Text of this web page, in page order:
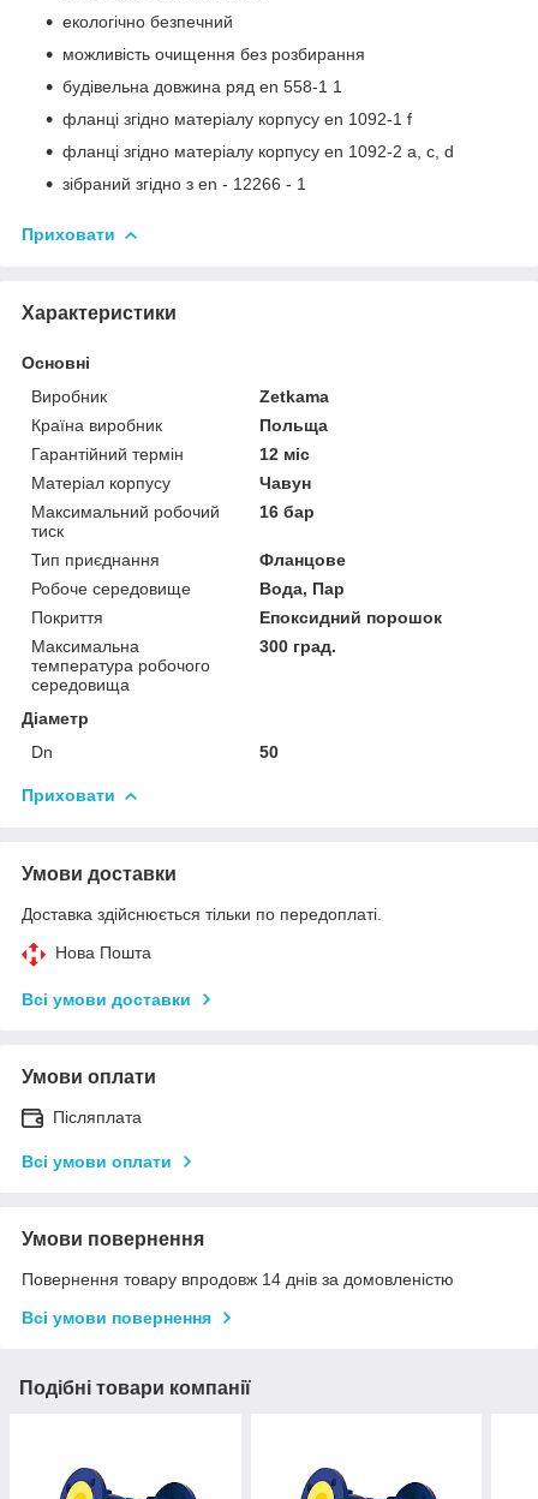
екологічно безпечний
можливість очищення без розбирання
будівельна довжина ряд en 558-1 1
фланці згідно матеріалу корпусу en 1092-1 f
фланці згідно матеріалу корпусу en 1092-2 a, c, d
зібраний згідно з en - 12266 - 1
Приховати
Характеристики
Основні
Виробник
Zetkama
Країна виробник
Польща
Гарантійний термін
12 міс
Матеріал корпусу
Чавун
Максимальний робочий
тиск
16 бар
Тип приєднання
Фланцове
Робоче середовище
Вода, Пар
Покриття
Епоксидний порошок
Максимальна
температура робочого
середовища
300 град.
Діаметр
Dn
50
Приховати
Умови доставки
Доставка здійснюється тільки по передоплаті.
Нова Пошта
Всі умови доставки
Умови оплати
Післяплата
Всі умови оплати
Умови повернення
Повернення товару впродовж 14 днів за домовленістю
Всі умови повернення
Подібні товари компанії